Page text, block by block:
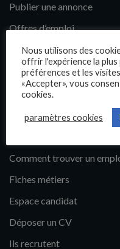
Publier une annonce
Offres d’emploi
Questions fréquentes
Blog
Contact
Comment trouver un
Fiches métiers
Espace candidat
Déposer un CV
Ils recrutent
Nous utilisons des
offrir l'expérience la
préférences et les
«Accepter», vous
cookies.
paramètres cookies